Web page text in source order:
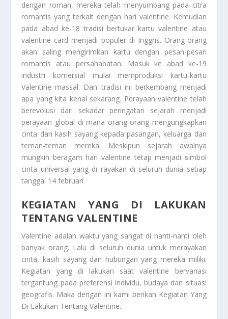
dengan roman, mereka telah menyumbang pada citra
romantis yang terkait dengan hari valentine. Kemudian
pada abad ke-18 tradisi bertukar kartu valentine atau
valentine card menjadi populer di Inggris. Orang-orang
akan saling mengirimkan kartu dengan pesan-pesan
romantis atau persahabatan. Masuk ke abad ke-19
industri komersial mulai memproduksi kartu-kartu
Valentine massal. Dan tradisi ini berkembang menjadi
apa yang kita kenal sekarang. Perayaan valentine telah
berevolusi dari sekadar peringatan sejarah menjadi
perayaan global di mana orang-orang mengungkapkan
cinta dan kasih sayang kepada pasangan, keluarga dan
teman-teman mereka. Meskipun sejarah awalnya
mungkin beragam hari valentine tetap menjadi simbol
cinta universal yang di rayakan di seluruh dunia setiap
tanggal 14 februari.
KEGIATAN YANG DI LAKUKAN
TENTANG VALENTINE
Valentine adalah waktu yang sangat di nanti-nanti oleh
banyak orang. Lalu di seluruh dunia untuk merayakan
cinta, kasih sayang dan hubungan yang mereka miliki.
Kegiatan yang di lakukan saat valentine bervariasi
tergantung pada preferensi individu, budaya dan situasi
geografis. Maka dengan ini kami berikan Kegiatan Yang
Di Lakukan Tentang Valentine.